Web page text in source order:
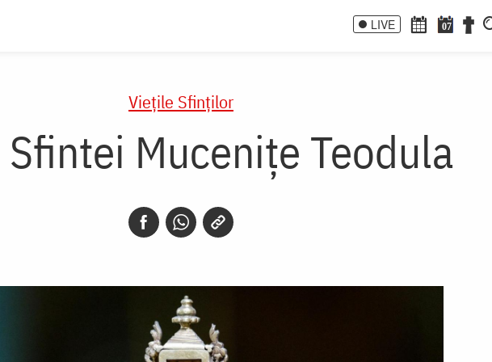
LIVE 07
Vieţile Sfinţilor
Mucenițe Teodula